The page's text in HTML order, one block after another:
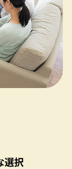
選択